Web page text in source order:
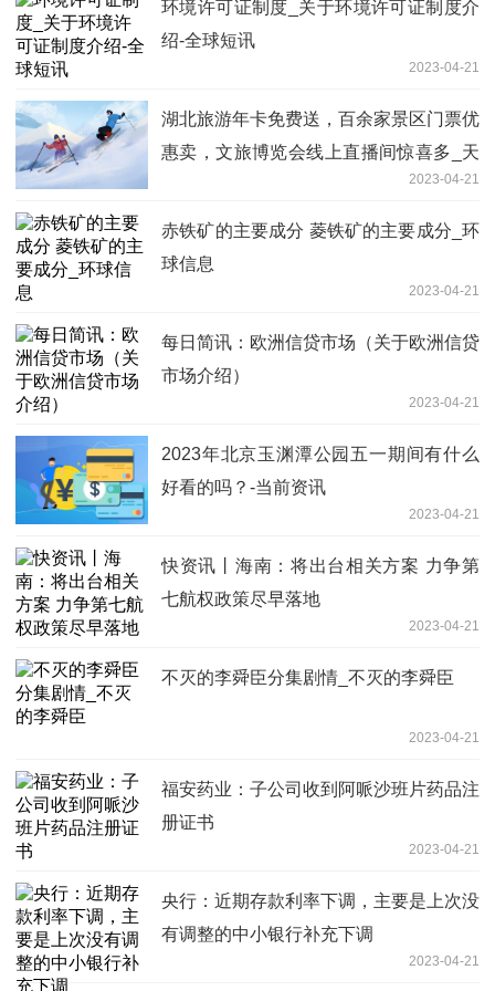
环境许可证制度_关于环境许可证制度介
绍-全球短讯
2023-04-21
湖北旅游年卡免费送，百余家景区门票优
惠卖，文旅博览会线上直播间惊喜多_天
2023-04-21
赤铁矿的主要成分 菱铁矿的主要成分_环
球信息
2023-04-21
每日简讯：欧洲信贷市场（关于欧洲信贷
市场介绍）
2023-04-21
2023年北京玉渊潭公园五一期间有什么
好看的吗？-当前资讯
2023-04-21
快资讯丨海南：将出台相关方案 力争第
七航权政策尽早落地
2023-04-21
不灭的李舜臣分集剧情_不灭的李舜臣
2023-04-21
福安药业：子公司收到阿哌沙班片药品注
册证书
2023-04-21
央行：近期存款利率下调，主要是上次没
有调整的中小银行补充下调
2023-04-21